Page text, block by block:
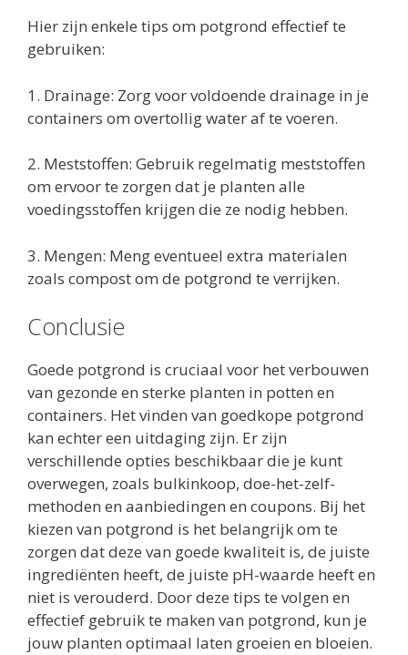
Hier zijn enkele tips om potgrond effectief te
gebruiken:
1. Drainage: Zorg voor voldoende drainage in je
containers om overtollig water af te voeren.
2. Meststoffen: Gebruik regelmatig meststoffen
om ervoor te zorgen dat je planten alle
voedingsstoffen krijgen die ze nodig hebben.
3. Mengen: Meng eventueel extra materialen
zoals compost om de potgrond te verrijken.
Conclusie
Goede potgrond is cruciaal voor het verbouwen
van gezonde en sterke planten in potten en
containers. Het vinden van goedkope potgrond
kan echter een uitdaging zijn. Er zijn
verschillende opties beschikbaar die je kunt
overwegen, zoals bulkinkoop, doe-het-zelf-
methoden en aanbiedingen en coupons. Bij het
kiezen van potgrond is het belangrijk om te
zorgen dat deze van goede kwaliteit is, de juiste
ingrediënten heeft, de juiste pH-waarde heeft en
niet is verouderd. Door deze tips te volgen en
effectief gebruik te maken van potgrond, kun je
jouw planten optimaal laten groeien en bloeien.